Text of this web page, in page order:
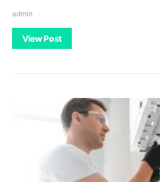
admin
View Post